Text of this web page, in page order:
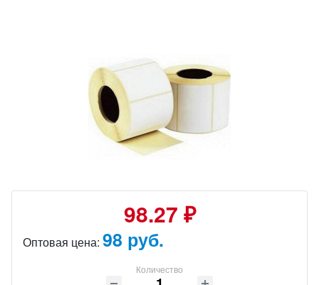
98.27 ₽
Оптовая цена: 98 руб.
Количество